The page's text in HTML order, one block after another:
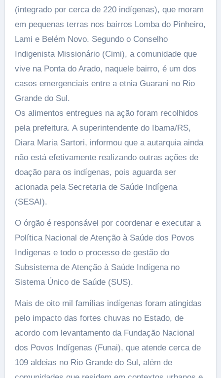
(integrado por cerca de 220 indígenas), que moram
em pequenas terras nos bairros Lomba do Pinheiro,
Lami e Belém Novo. Segundo o Conselho
Indigenista Missionário (Cimi), a comunidade que
vive na Ponta do Arado, naquele bairro, é um dos
casos emergenciais entre a etnia Guarani no Rio
Grande do Sul.
Os alimentos entregues na ação foram recolhidos
pela prefeitura. A superintendente do Ibama/RS,
Diara Maria Sartori, informou que a autarquia ainda
não está efetivamente realizando outras ações de
doação para os indígenas, pois aguarda ser
acionada pela Secretaria de Saúde Indígena
(SESAI).
O órgão é responsável por coordenar e executar a
Política Nacional de Atenção à Saúde dos Povos
Indígenas e todo o processo de gestão do
Subsistema de Atenção à Saúde Indígena no
Sistema Único de Saúde (SUS).
Mais de oito mil famílias indígenas foram atingidas
pelo impacto das fortes chuvas no Estado, de
acordo com levantamento da Fundação Nacional
dos Povos Indígenas (Funai), que atende cerca de
109 aldeias no Rio Grande do Sul, além de